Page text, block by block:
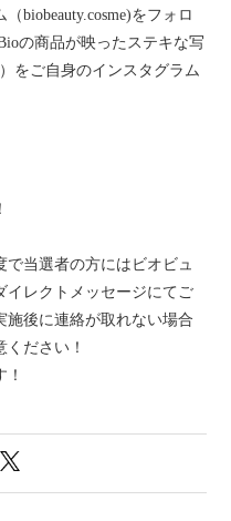
biobeauty.cosme)をフォロ
の商品が映ったステキな写
をご自身のインスタグラム
で当選者の方にはビオビュ
イレクトメッセージにてご
施後に連絡が取れない場合
ださい！